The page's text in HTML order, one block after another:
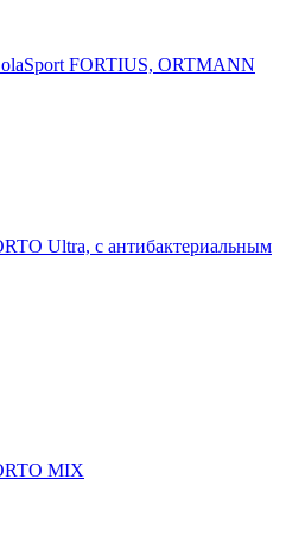
FORTIUS, ORTMANN
Ultra, с антибактериальным
MIX